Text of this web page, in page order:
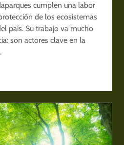
cumplen una labor
de los ecosistemas
país. Su trabajo va mucho
son actores clave en la